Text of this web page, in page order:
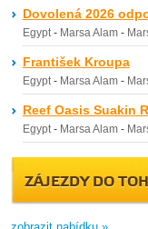
Dovolená 2026
Egypt- Marsa Alam-
František Kroupa
Egypt- Marsa Alam-
Reef Oasis Suakin
Egypt- Marsa Alam-
ZÁJEZDY DO